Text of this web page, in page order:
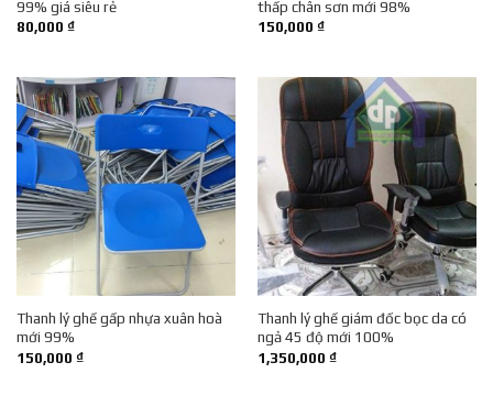
99% giá siêu rẻ
80,000 ₫
thấp chân sơn mới 98%
150,000 ₫
Thanh lý ghế gấp nhựa xuân hoà
mới 99%
150,000 ₫
Thanh lý ghế giám đốc bọc da có
ngả 45 độ mới 100%
1,350,000 ₫